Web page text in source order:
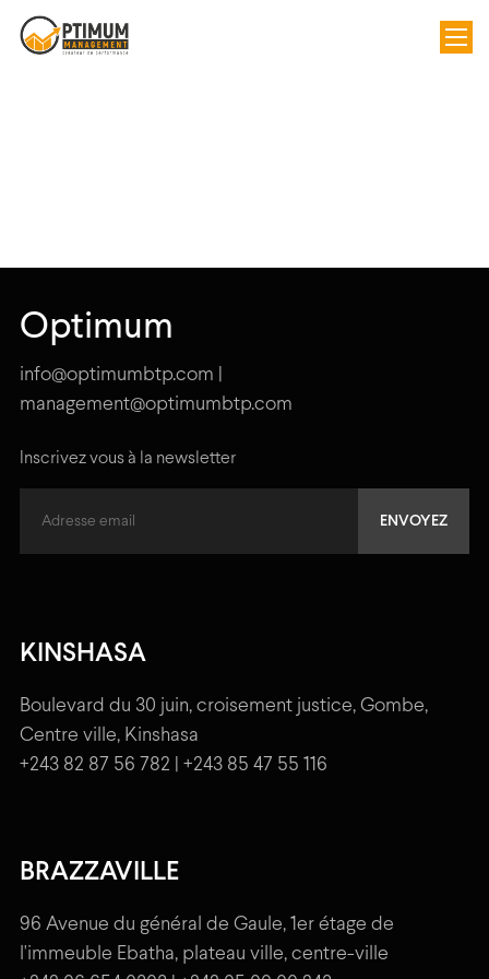
Optimum
info@optimumbtp.com |
management@optimumbtp.com
Inscrivez vous à la newsletter
KINSHASA
Boulevard du 30 juin, croisement justice, Gombe,
Centre ville, Kinshasa
+243 82 87 56 782 | +243 85 47 55 116
BRAZZAVILLE
96 Avenue du général de Gaule, 1er étage de
l'immeuble Ebatha, plateau ville, centre-ville